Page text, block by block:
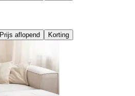
Prijs aflopend Korting